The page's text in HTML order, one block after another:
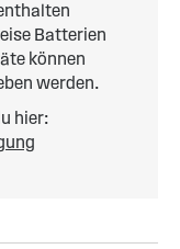
Batterien
können
werden.
hier: